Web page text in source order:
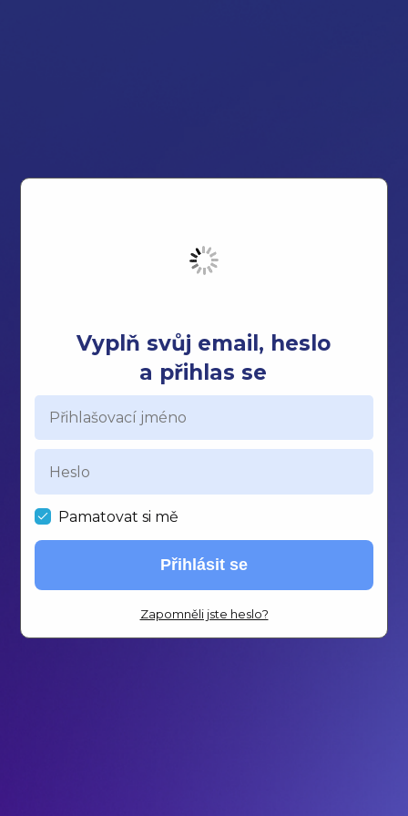
Vyplň svůj email, heslo
a přihlas se
Pamatovat si mě
Přihlásit se
Zapomněli jste heslo?